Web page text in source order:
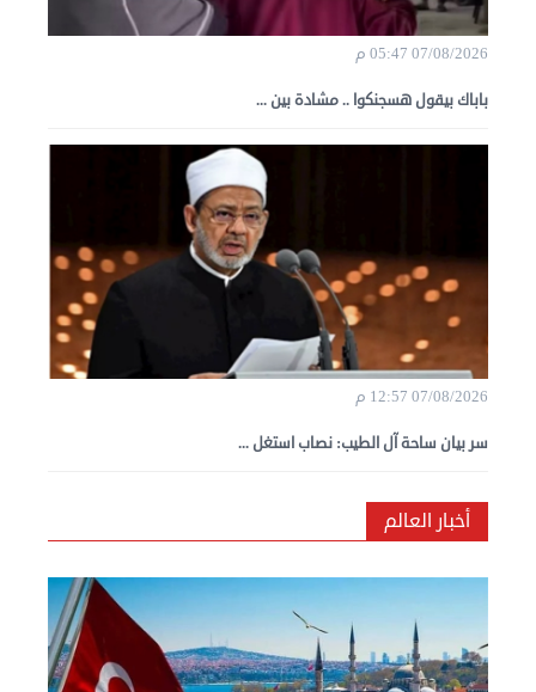
07/08/2026 05:47 م
باباك بيقول هسجنكوا .. مشادة بين ...
07/08/2026 12:57 م
سر بيان ساحة آل الطيب: نصاب استغل ...
أخبار العالم